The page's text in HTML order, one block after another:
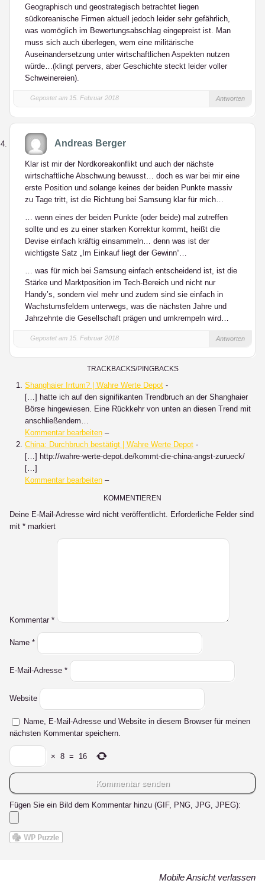
Geographisch und geostrategisch betrachtet liegen
südkoreanische Firmen aktuell jedoch leider sehr gefährlich,
was womöglich im Bewertungsabschlag eingepreist ist. Man
muss sich auch überlegen, wem eine militärische
Auseinandersetzung unter wirtschaftlichen Aspekten nutzen
würde…(klingt pervers, aber Geschichte steckt leider voller
Schweinereien).
Gepostet am 15. Februar 2018 Antworten
Andreas Berger
Klar ist mir der Nordkoreakonflikt und auch der nächste
wirtschaftliche Abschwung bewusst… doch es war bei mir eine
erste Position und solange keines der beiden Punkte massiv
zu Tage tritt, ist die Richtung bei Samsung klar für mich…
… wenn eines der beiden Punkte (oder beide) mal zutreffen
sollte und es zu einer starken Korrektur kommt, heißt die
Devise einfach kräftig einsammeln… denn was ist der
wichtigste Satz „Im Einkauf liegt der Gewinn“…
… was für mich bei Samsung einfach entscheidend ist, ist die
Stärke und Marktposition im Tech-Bereich und nicht nur
Handy’s, sondern viel mehr und zudem sind sie einfach in
Wachstumsfeldern unterwegs, was die nächsten Jahre und
Jahrzehnte die Gesellschaft prägen und umkrempeln wird…
Gepostet am 15. Februar 2018 Antworten
TRACKBACKS/PINGBACKS
Shanghaier Irrtum? | Wahre Werte Depot -
[…] hatte ich auf den signifikanten Trendbruch an der Shanghaier
Börse hingewiesen. Eine Rückkehr von unten an diesen Trend mit
anschließendem…
Kommentar bearbeiten –
China: Durchbruch bestätigt | Wahre Werte Depot -
[…] http://wahre-werte-depot.de/kommt-die-china-angst-zurueck/
[…]
Kommentar bearbeiten –
KOMMENTIEREN
Deine E-Mail-Adresse wird nicht veröffentlicht. Erforderliche Felder sind
mit * markiert
Kommentar *
Name *
E-Mail-Adresse *
Website
Name, E-Mail-Adresse und Website in diesem Browser für meinen
nächsten Kommentar speichern.
× 8 = 16
Fügen Sie ein Bild dem Kommentar hinzu (GIF, PNG, JPG, JPEG):
Mobile Ansicht verlassen